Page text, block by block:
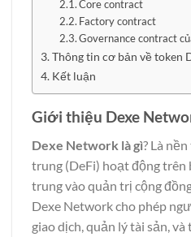
Core contract
Factory contract
Governance contract
Thông tin cơ bản về token
Kết luận
Giới thiệu Dexe
Dexe Network là gì? Là
trung (DeFi) hoạt động trên
trung vào quản trị cộng
Dexe Network cho phép
giao dịch, quản lý tài sản,